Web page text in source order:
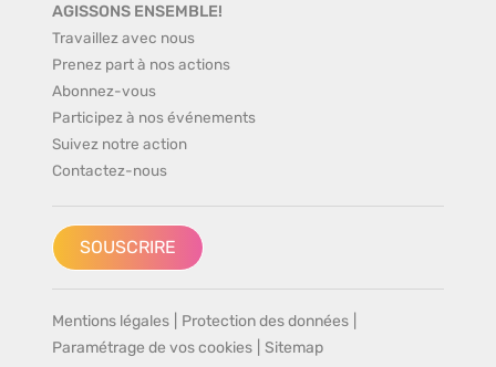
AGISSONS ENSEMBLE!
Travaillez avec nous
Prenez part à nos actions
Abonnez-vous
Participez à nos événements
Suivez notre action
Contactez-nous
SOUSCRIRE
Mentions légales Protection des données
Paramétrage de vos cookies
Sitemap